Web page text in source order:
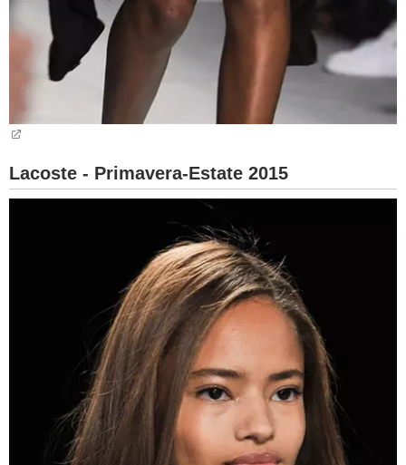
Lacoste - Primavera-Estate 2015